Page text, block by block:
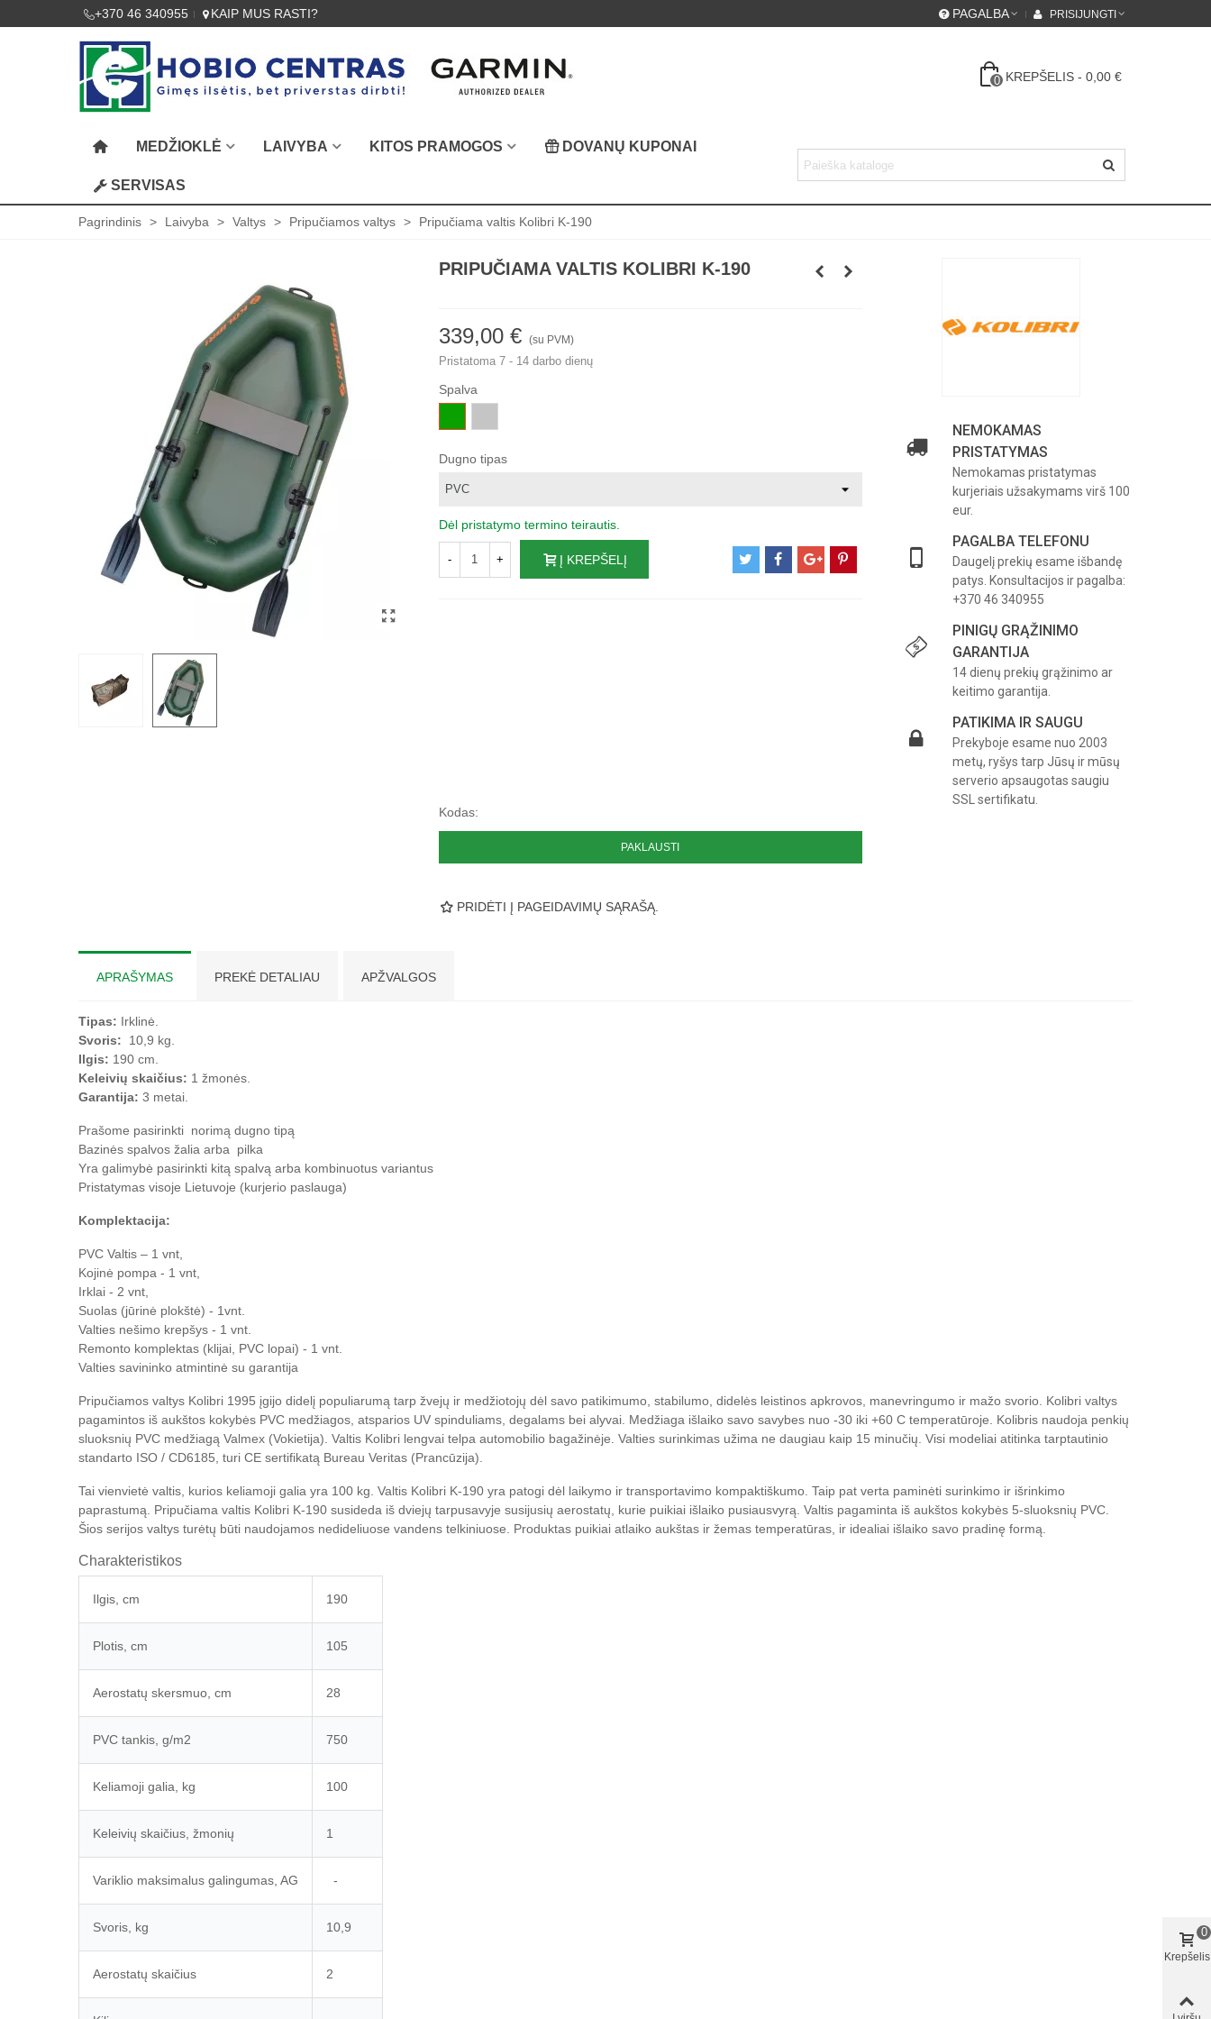
+370 46 340955 KAIP MUS RASTI? PAGALBA PRISIJUNGTI
0 KREPŠELIS - 0,00 €
MEDŽIOKLĖ LAIVYBA KITOS PRAMOGOS DOVANŲ KUPONAI
SERVISAS
Pagrindinis > Laivyba > Valtys > Pripučiamos valtys > Pripučiama valtis Kolibri K-190
PRIPUČIAMA VALTIS KOLIBRI K-190
339,00 € (su PVM)
Pristatoma 7 - 14 darbo dienų
Spalva
Dugno tipas
Dėl pristatymo termino teirautis.
- + Į KREPŠELĮ
Kodas:
PAKLAUSTI
PRIDĖTI Į PAGEIDAVIMŲ SĄRAŠĄ.
NEMOKAMAS
PRISTATYMAS
Nemokamas pristatymas
kurjeriais užsakymams virš 100
eur.
PAGALBA TELEFONU
Daugelį prekių esame išbandę
patys. Konsultacijos ir pagalba:
+370 46 340955
PINIGŲ GRĄŽINIMO
GARANTIJA
14 dienų prekių grąžinimo ar
keitimo garantija.
PATIKIMA IR SAUGU
Prekyboje esame nuo 2003
metų, ryšys tarp Jūsų ir mūsų
serverio apsaugotas saugiu
SSL sertifikatu.
APRAŠYMAS PREKĖ DETALIAU APŽVALGOS
Tipas: Irklinė.
Svoris: 10,9 kg.
Ilgis: 190 cm.
Keleivių skaičius: 1 žmonės.
Garantija: 3 metai.
Prašome pasirinkti norimą dugno tipą
Bazinės spalvos žalia arba pilka
Yra galimybė pasirinkti kitą spalvą arba kombinuotus variantus
Pristatymas visoje Lietuvoje (kurjerio paslauga)
Komplektacija:
PVC Valtis – 1 vnt,
Kojinė pompa - 1 vnt,
Irklai - 2 vnt,
Suolas (jūrinė plokštė) - 1vnt.
Valties nešimo krepšys - 1 vnt.
Remonto komplektas (klijai, PVC lopai) - 1 vnt.
Valties savininko atmintinė su garantija
Pripučiamos valtys Kolibri 1995 įgijo didelį populiarumą tarp žvejų ir medžiotojų dėl savo patikimumo, stabilumo, didelės leistinos apkrovos, manevringumo ir mažo svorio. Kolibri valtys
pagamintos iš aukštos kokybės PVC medžiagos, atsparios UV spinduliams, degalams bei alyvai. Medžiaga išlaiko savo savybes nuo -30 iki +60 C temperatūroje. Kolibris naudoja penkių
sluoksnių PVC medžiagą Valmex (Vokietija). Valtis Kolibri lengvai telpa automobilio bagažinėje. Valties surinkimas užima ne daugiau kaip 15 minučių. Visi modeliai atitinka tarptautinio
standarto ISO / CD6185, turi CE sertifikatą Bureau Veritas (Prancūzija).
Tai vienvietė valtis, kurios keliamoji galia yra 100 kg. Valtis Kolibri K-190 yra patogi dėl laikymo ir transportavimo kompaktiškumo. Taip pat verta paminėti surinkimo ir išrinkimo
paprastumą. Pripučiama valtis Kolibri K-190 susideda iš dviejų tarpusavyje susijusių aerostatų, kurie puikiai išlaiko pusiausvyrą. Valtis pagaminta iš aukštos kokybės 5-sluoksnių PVC.
Šios serijos valtys turėtų būti naudojamos nedideliuose vandens telkiniuose. Produktas puikiai atlaiko aukštas ir žemas temperatūras, ir idealiai išlaiko savo pradinę formą.
Charakteristikos
Ilgis, cm 190
Plotis, cm 105
Aerostatų skersmuo, cm 28
PVC tankis, g/m2 750
Keliamoji galia, kg 100
Keleivių skaičius, žmonių 1
Variklio maksimalus galingumas, AG -
Svoris, kg 10,9
Aerostatų skaičius 2
Krepšelis
0